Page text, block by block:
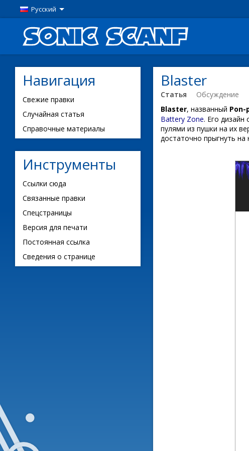
Русский
Навигация
Свежие правки
Случайная статья
Справочные материалы
Инструменты
Ссылки сюда
Связанные правки
Спецстраницы
Версия для печати
Постоянная ссылка
Сведения о странице
Blaster
Статья Обсуждение
Blaster, названный Pon-
Battery Zone. Его
пулями из пушки на их
достаточно прыгнуть